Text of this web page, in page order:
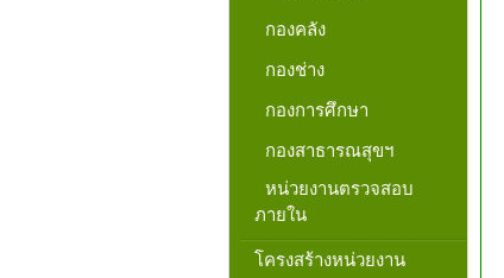
กองคลัง
กองช่าง
กองการศึกษา
กองสาธารณสุขฯ
หน่วยงานตรวจสอบ
ภายใน
โครงสร้างหน่วยงาน​